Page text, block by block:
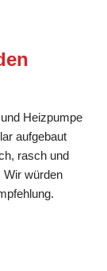
Heizpumpe
aufgebaut
rasch und
Wir würden